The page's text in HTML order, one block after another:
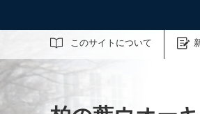
このサイトについて
サイト内検索